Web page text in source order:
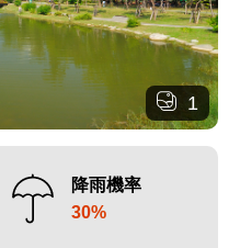
1
降雨機率
30%